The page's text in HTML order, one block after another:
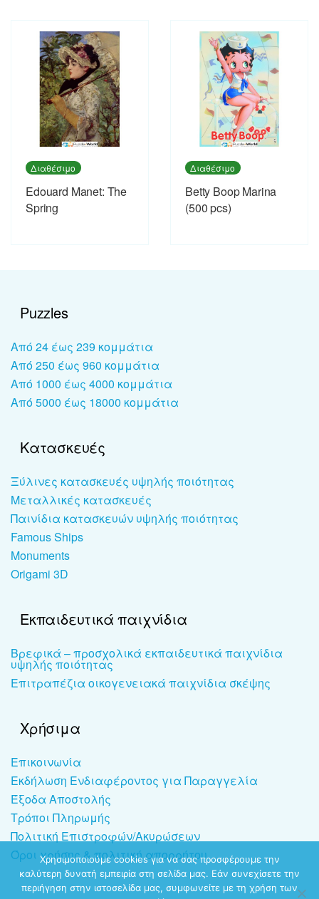
Διαθέσιμο
Εdouard Manet: The
Spring
Διαθέσιμο
Betty Boop Marina
(500 pcs)
Puzzles
Από 24 έως 239 κομμάτια
Από 250 έως 960 κομμάτια
Από 1000 έως 4000 κομμάτια
Από 5000 έως 18000 κομμάτια
Κατασκευές
Ξύλινες κατασκευές υψηλής ποιότητας
Μεταλλικές κατασκευές
Παινίδια κατασκευών υψηλής ποιότητας
Famous Ships
Monuments
Origami 3D
Εκπαιδευτικά παιχνίδια
Βρεφικά – προσχολικά εκπαιδευτικά παιχνίδια
υψηλής ποιότητας
Επιτραπέζια οικογενειακά παιχνίδια σκέψης
Χρήσιμα
Επικοινωνία
Εκδήλωση Ενδιαφέροντος για Παραγγελία
Έξοδα Αποστολής
Τρόποι Πληρωμής
Πολιτική Επιστροφών/Ακυρώσεων
Όροι χρήσης & πολιτική απορρήτου
Χρησιμοποιούμε cookies για να σας προσφέρουμε την
καλύτερη δυνατή εμπειρία στη σελίδα μας. Εάν συνεχίσετε την
περιήγηση στην ιστοσελίδα μας, συμφωνείτε με τη χρήση των